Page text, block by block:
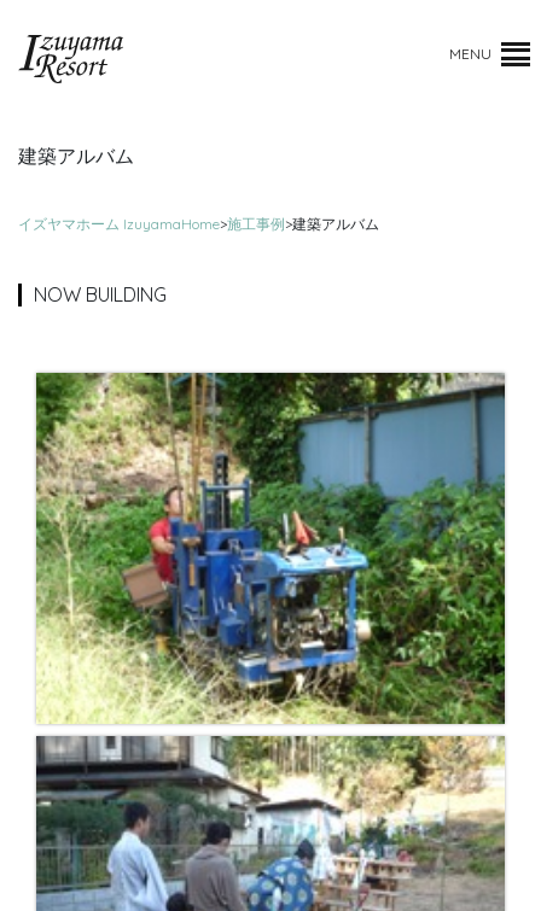
MENU
建築アルバム
イズヤマホーム IzuyamaHome>施工事例>建築アルバム
NOW BUILDING